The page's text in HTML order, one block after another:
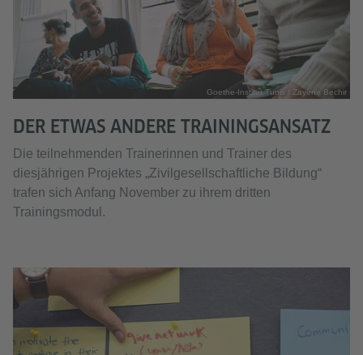
Goethe-Institut Tunis / Zayene Bechir
DER ETWAS ANDERE TRAININGSANSATZ
Die teilnehmenden Trainerinnen und Trainer des
diesjährigen Projektes „Zivilgesellschaftliche Bildung“
trafen sich Anfang November zu ihrem dritten
Trainingsmodul.